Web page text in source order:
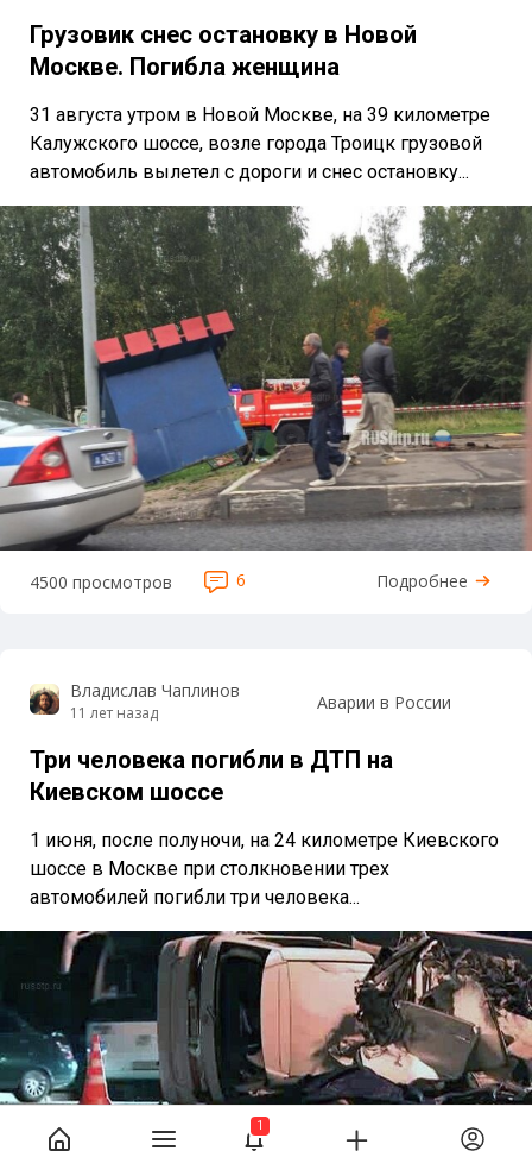
Грузовик снес остановку в Новой
Москве. Погибла женщина
31 августа утром в Новой Москве, на 39 километре
Калужского шоссе, возле города Троицк грузовой
автомобиль вылетел с дороги и снес остановку...
4500 просмотров 6 Подробнее
Владислав Чаплинов
11 лет назад Аварии в России
Три человека погибли в ДТП на
Киевском шоссе
1 июня, после полуночи, на 24 километре Киевского
шоссе в Москве при столкновении трех
автомобилей погибли три человека...
1